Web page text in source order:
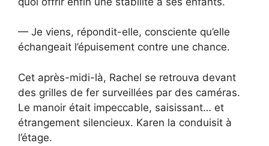
— Je viens, répondit-elle, consciente qu’elle
échangeait l’épuisement contre une chance.
Cet après-midi-là, Rachel se retrouva devant
des grilles de fer surveillées par des caméras.
Le manoir était impeccable, saisissant… et
étrangement silencieux. Karen la conduisit à
l’étage.